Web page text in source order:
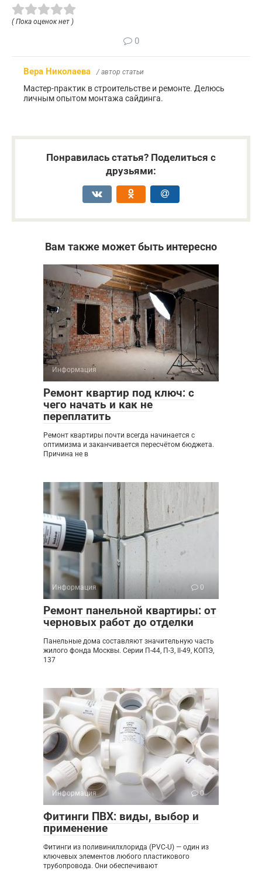
( Пока оценок нет )
0
Вера Николаева / автор статьи
Мастер-практик в строительстве и ремонте. Делюсь
личным опытом монтажа сайдинга.
Понравилась статья? Поделиться с
друзьями:
Вам также может быть интересно
Информация 0
Ремонт квартир под ключ: с
чего начать и как не
переплатить
Ремонт квартиры почти всегда начинается с
оптимизма и заканчивается пересчётом бюджета.
Причина не в
Информация 0
Ремонт панельной квартиры: от
черновых работ до отделки
Панельные дома составляют значительную часть
жилого фонда Москвы. Серии П-44, П-3, II-49, КОПЭ,
137
Информация 0
Фитинги ПВХ: виды, выбор и
применение
Фитинги из поливинилхлорида (PVC-U) — один из
ключевых элементов любого пластикового
трубопровода. Они обеспечивают